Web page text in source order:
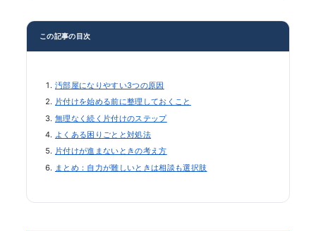
この記事の目次
汚部屋になりやすい3つの原因
片付けを始める前に整理しておくこと
無理なく続く片付けのステップ
よくある困りごとと対処法
片付けが進まないときの考え方
まとめ：自力が難しいときは相談も選択肢